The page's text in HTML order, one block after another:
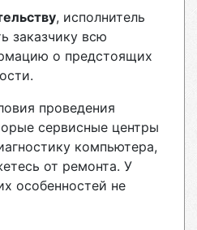
, исполнитель
заказчику всю
о предстоящих
проведения
сервисные центры
компьютера,
от ремонта. У
особенностей не